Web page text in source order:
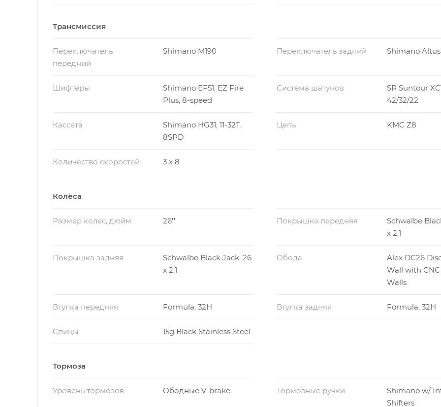
Трансмиссия
Переключатель
передний
Shimano M190 Переключатель задний Shimano
Шифтеры
Shimano EF51, EZ Fire
Plus, 8-speed
Система шатунов
SR Suntour
42/32/22
Кассета
Shimano HG31, 11-32T,
8SPD
Цепь KMC Z8
Количество скоростей 3 x 8
Колёса
Размер колес, дюйм 26'' Покрышка передняя
Schwalbe
x 2.1
Покрышка задняя
Schwalbe Black Jack, 26
x 2.1
Обода
Alex DC26
Wall with CNC
Walls
Втулка передняя Formula, 32H Втулка задняя Formula, 32H
Спицы 15g Black Stainless Steel
Тормоза
Уровень тормозов Ободные V-brake Тормозные ручки
Shimano w/
Shifters